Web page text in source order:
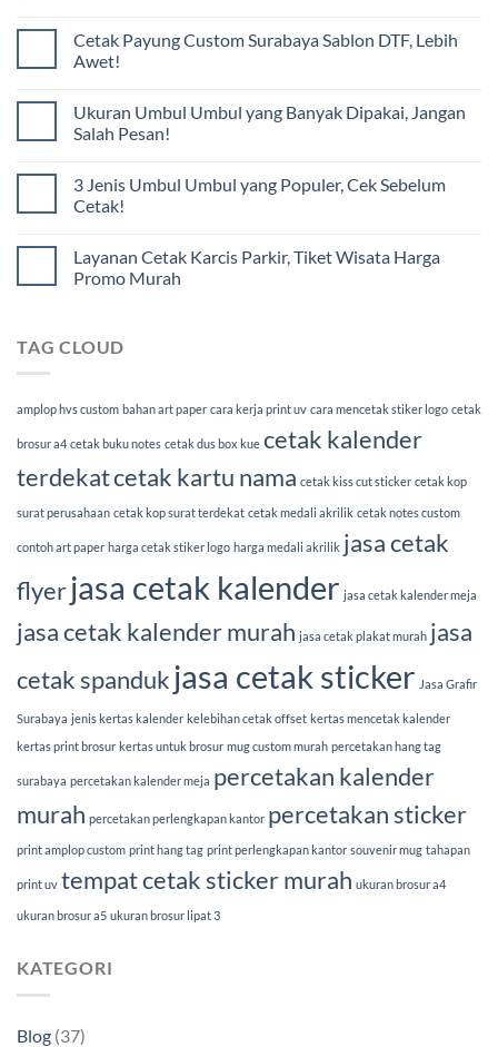
Cetak Payung Custom Surabaya Sablon DTF, Lebih
Awet!
Ukuran Umbul Umbul yang Banyak Dipakai, Jangan
Salah Pesan!
3 Jenis Umbul Umbul yang Populer, Cek Sebelum
Cetak!
Layanan Cetak Karcis Parkir, Tiket Wisata Harga
Promo Murah
TAG CLOUD
amplop hvs custom bahan art paper cara kerja print uv cara mencetak stiker logo cetak
brosur a4 cetak buku notes cetak dus box kue cetak kalender
terdekatcetak kartu nama cetak kiss cut sticker cetak kop
surat perusahaan cetak kop surat terdekat cetak medali akrilik cetak notes custom
contoh art paper harga cetak stiker logo harga medali akrilik jasa cetak
flyerjasa cetak kalender jasa cetak kalender meja
jasa cetak kalender murah jasa cetak plakat murah jasa
cetak spanduk jasa cetak sticker Jasa Grafir
Surabaya jenis kertas kalender kelebihan cetak offset kertas mencetak kalender
kertas print brosur kertas untuk brosur mug custom murah percetakan hang tag
surabaya percetakan kalender meja percetakan kalender
murah percetakan perlengkapan kantor percetakan sticker
print amplop custom print hang tag print perlengkapan kantor souvenir mug tahapan
print uv tempat cetak sticker murah ukuran brosur a4
ukuran brosur a5 ukuran brosur lipat 3
KATEGORI
Blog (37)